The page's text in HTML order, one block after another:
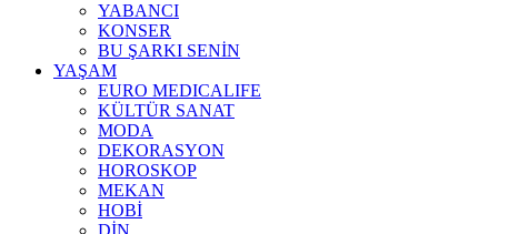
YABANCI
KONSER
BU ŞARKI SENİN
YAŞAM
EURO MEDICALIFE
KÜLTÜR SANAT
MODA
DEKORASYON
HOROSKOP
MEKAN
HOBİ
DİN